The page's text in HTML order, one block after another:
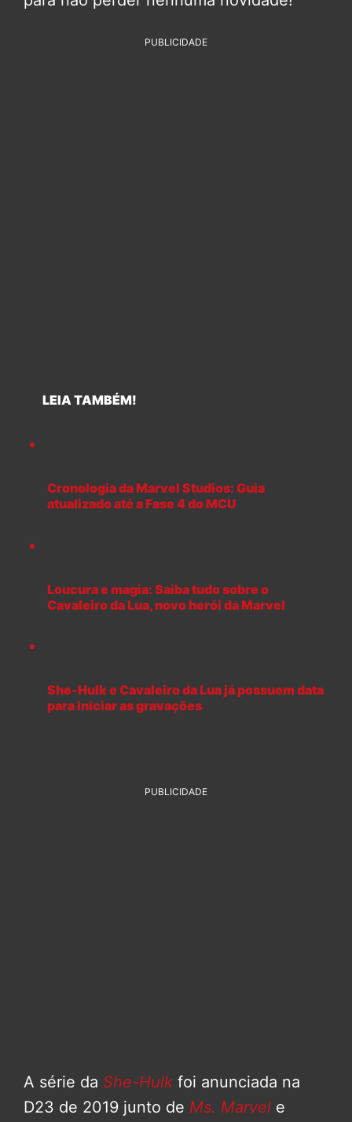
PUBLICIDADE
LEIA TAMBÉM!
Cronologia da Marvel Studios: Guia
atualizado até a Fase 4 do MCU
Loucura e magia: Saiba tudo sobre o
Cavaleiro da Lua, novo herói da Marvel
She-Hulk e Cavaleiro da Lua já possuem data
para iniciar as gravações
PUBLICIDADE
A série da She-Hulk foi anunciada na
D23 de 2019 junto de Ms. Marvel e